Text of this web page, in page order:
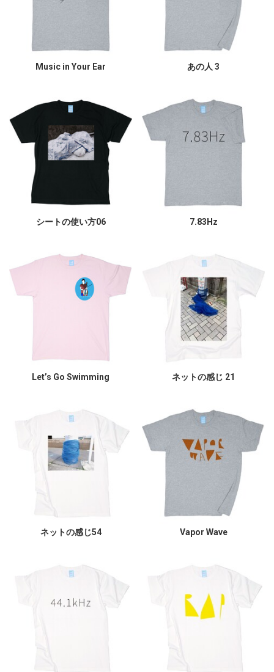
Music in Your Ear あの人 3
シートの使い方06 7.83Hz
Let’s Go Swimming ネットの感じ 21
ネットの感じ54 Vapor Wave